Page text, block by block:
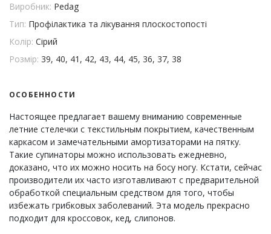
Виробник: Pedag
Тип: Профілактика та лікування плоскостопості
Колір: Сірий
Розмір: 39, 40, 41, 42, 43, 44, 45, 36, 37, 38
ОСОБЕННОСТИ
Настоящее предлагает вашему вниманию современные
летние стелечки с текстильным покрытием, качественным
каркасом и замечательными амортизаторами на пятку.
Такие супинаторы можно использовать ежедневно,
доказано, что их можно носить на босу ногу. Кстати, сейчас
производители их часто изготавливают с предварительной
обработкой специальным средством для того, чтобы
избежать грибковых заболеваний. Эта модель прекрасно
подходит для кроссовок, кед, слипонов.